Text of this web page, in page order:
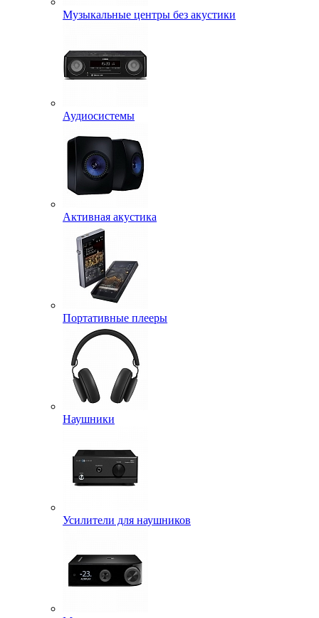
Музыкальные центры без акустики
Аудиосистемы
Активная акустика
Портативные плееры
Наушники
Усилители для наушников